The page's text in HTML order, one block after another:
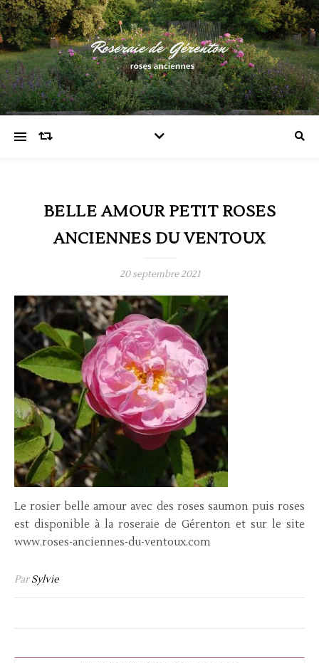
BELLE AMOUR PETIT ROSES
ANCIENNES DU VENTOUX
20 septembre 2021
Le rosier belle amour avec des roses saumon puis roses
est disponible à la roseraie de Gérenton et sur le site
www.roses-anciennes-du-ventoux.com
ParSylvie